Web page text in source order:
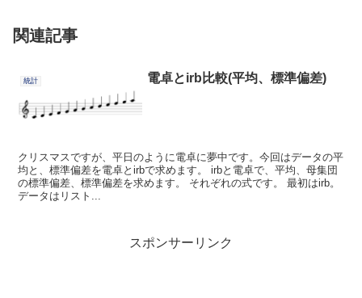
関連記事
統計 電卓とirb比較(平均、標準偏差)
クリスマスですが、平日のように電卓に夢中です。今回はデータの平
均と、標準偏差を電卓とirbで求めます。 irbと電卓で、平均、母集団
の標準偏差、標準偏差を求めます。 それぞれの式です。 最初はirb。
データはリスト...
スポンサーリンク